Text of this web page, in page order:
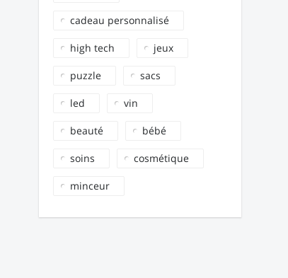
cadeau personnalisé
high tech jeux
puzzle sacs
led vin
beauté bébé
soins cosmétique
minceur